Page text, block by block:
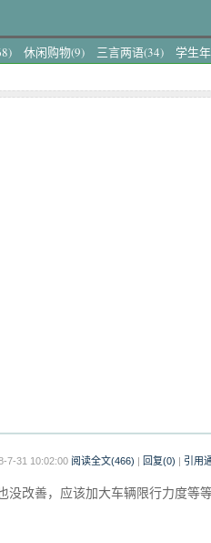
休闲购物(9) 三言两语(34) 学生
7-31 10:02:00 阅读全文(466) 回复(0) 引用
没改善，应该加大车辆限行力度等